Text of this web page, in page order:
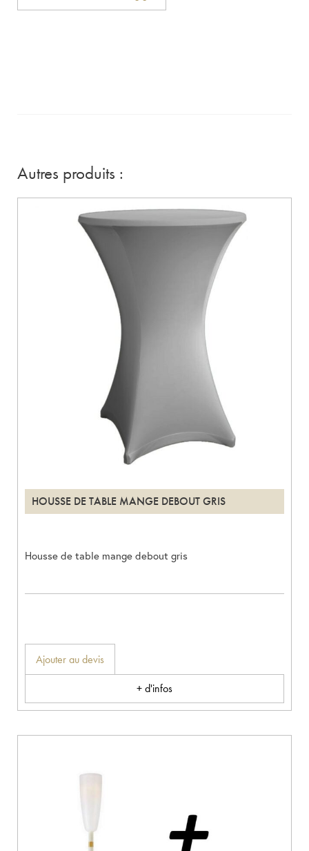
Autres produits :
HOUSSE DE TABLE MANGE DEBOUT GRIS
Housse de table mange debout gris
Ajouter au devis
+ d'infos